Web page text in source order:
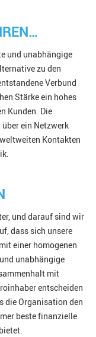
und unabhängige
zu den
Verbund
Stärke ein hohes
Kunden. Die
ein Netzwerk
Kontakten
und darauf sind wir
dass sich unsere
einer homogenen
unabhängige
mit
entscheiden
die Organisation den
beste finanzielle